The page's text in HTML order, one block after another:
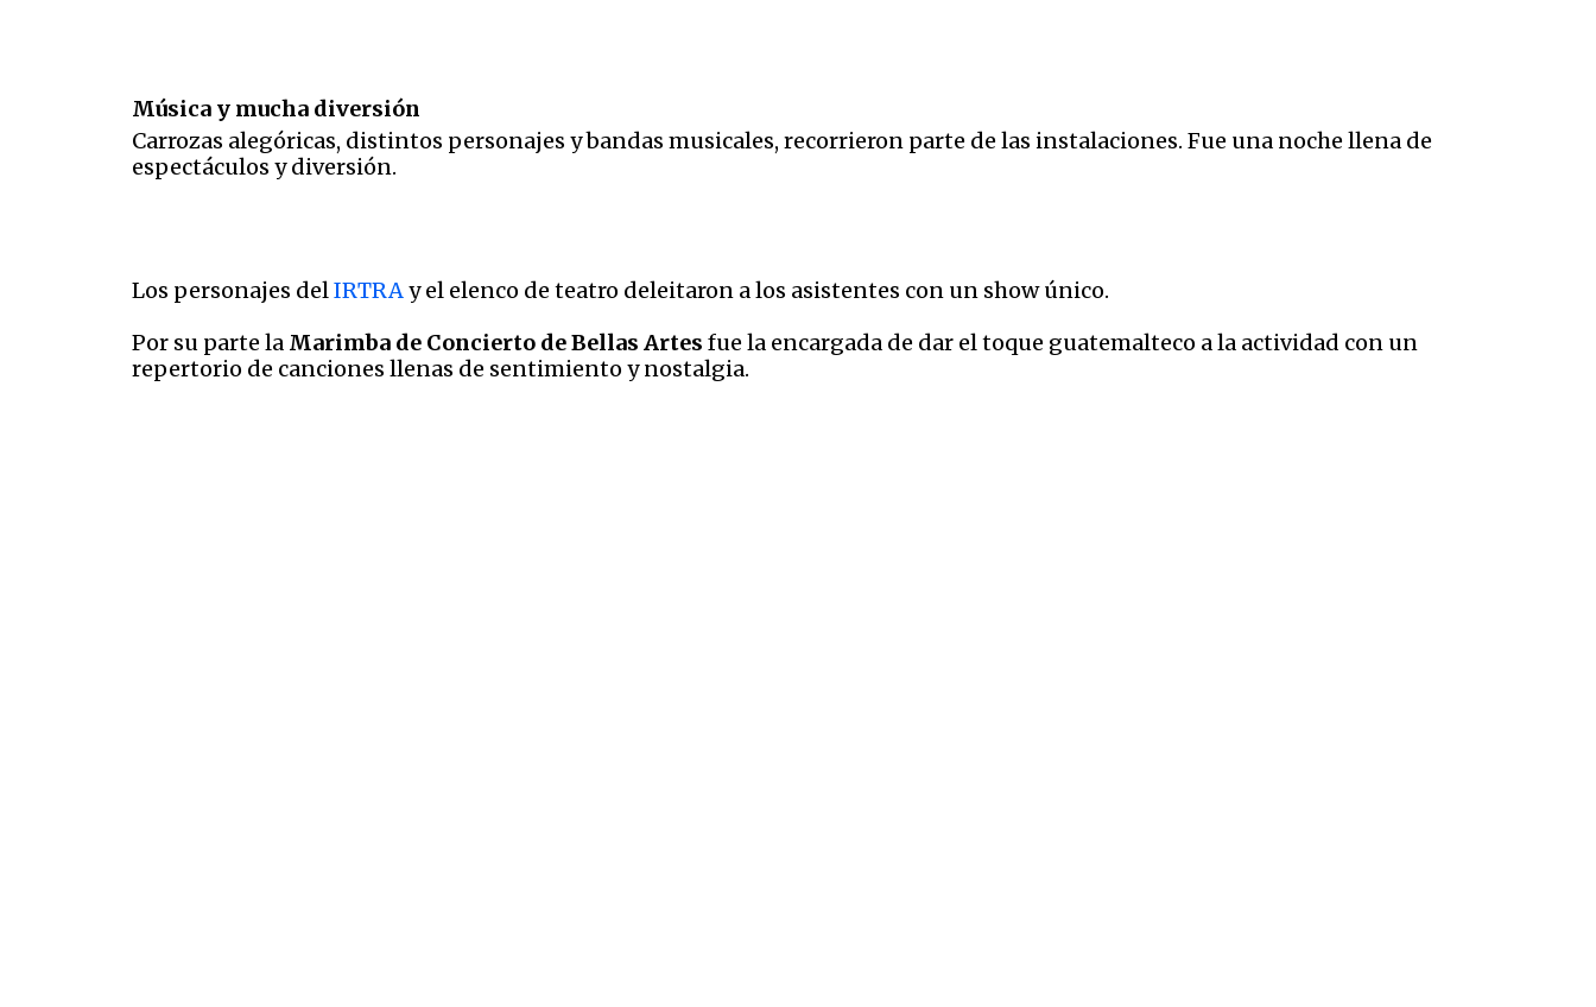
Música y mucha diversión
Carrozas alegóricas, distintos personajes y bandas musicales, recorrieron parte de las instalaciones. Fue una noche llena de
espectáculos y diversión.
Los personajes delIRTRAy el elenco de teatro deleitaron a los asistentes con un show único.
Por su parte la Marimba de Concierto de Bellas Artes fue la encargada de dar el toque guatemalteco a la actividad con un
repertorio de canciones llenas de sentimiento y nostalgia.